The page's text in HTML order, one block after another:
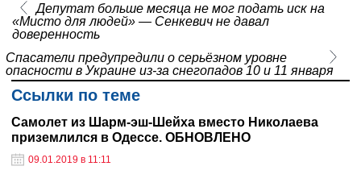
Депутат больше месяца не мог подать иск на
«Мисто для людей» — Сенкевич не давал
доверенность
Спасатели предупредили о серьёзном уровне
опасности в Украине из-за снегопадов 10 и 11 января
Ссылки по теме
Самолет из Шарм-эш-Шейха вместо Николаева
приземлился в Одессе. ОБНОВЛЕНО
09.01.2019 в 11:11